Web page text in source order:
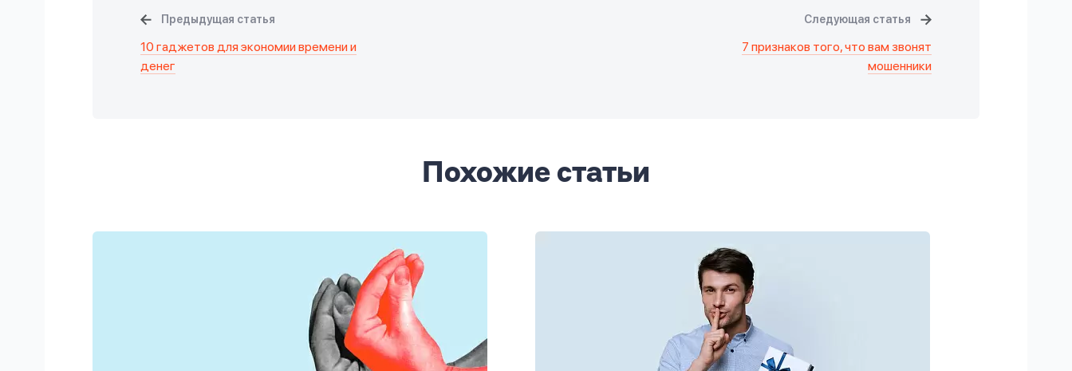
Предыдущая статья
10 гаджетов для экономии времени и
денег
Следующая статья
7 признаков того, что вам звонят
мошенники
Похожие статьи